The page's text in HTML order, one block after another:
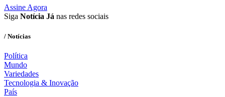
Assine Agora
Siga Notícia Já nas redes sociais
/ Notícias
Política
Mundo
Variedades
Tecnologia & Inovação
País